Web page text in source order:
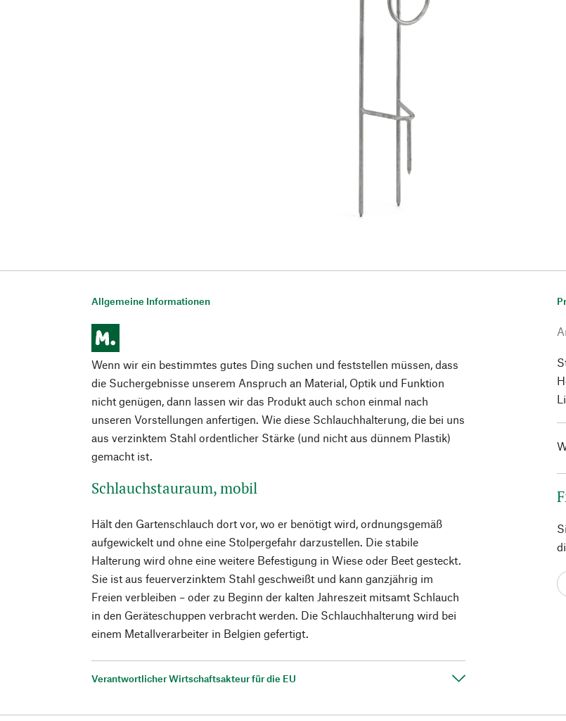
Allgemeine Informationen
Wenn wir ein bestimmtes gutes Ding suchen und feststellen müssen, dass
die Suchergebnisse unserem Anspruch an Material, Optik und Funktion
nicht genügen, dann lassen wir das Produkt auch schon einmal nach
unseren Vorstellungen anfertigen. Wie diese Schlauchhalterung, die bei uns
aus verzinktem Stahl ordentlicher Stärke (und nicht aus dünnem Plastik)
gemacht ist.
Schlauchstauraum, mobil
Hält den Gartenschlauch dort vor, wo er benötigt wird, ordnungsgemäß
aufgewickelt und ohne eine Stolpergefahr darzustellen. Die stabile
Halterung wird ohne eine weitere Befestigung in Wiese oder Beet gesteckt.
Sie ist aus feuerverzinktem Stahl geschweißt und kann ganzjährig im
Freien verbleiben – oder zu Beginn der kalten Jahreszeit mitsamt Schlauch
in den Geräteschuppen verbracht werden. Die Schlauchhalterung wird bei
einem Metallverarbeiter in Belgien gefertigt.
Verantwortlicher Wirtschaftsakteur für die EU